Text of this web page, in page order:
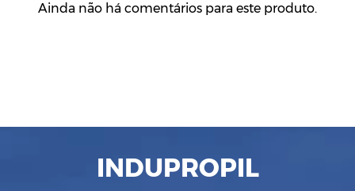
Ainda não há comentários para este produto.
INDUPROPIL